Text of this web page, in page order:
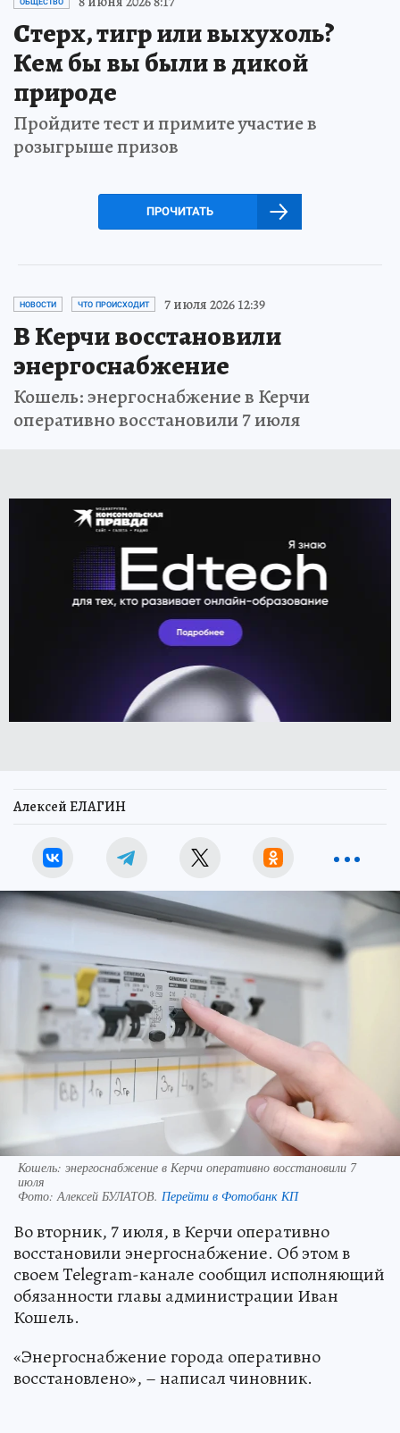
Стерх, тигр или выхухоль?
Кем бы вы были в дикой
природе
Пройдите тест и примите участие в
розыгрыше призов
ПРОЧИТАТЬ
НОВОСТИ ЧТО ПРОИСХОДИТ 7 июля 2026 12:39
В Керчи восстановили
энергоснабжение
Кошель: энергоснабжение в Керчи
оперативно восстановили 7 июля
Алексей ЕЛАГИН
Кошель: энергоснабжение в Керчи оперативно восстановили 7
июля
Фото:Алексей БУЛАТОВ. Перейти в Фотобанк КП
Во вторник, 7 июля, в Керчи оперативно
восстановили энергоснабжение. Об этом в
своем Telegram-канале сообщил исполняющий
обязанности главы администрации Иван
Кошель.
«Энергоснабжение города оперативно
восстановлено», – написал чиновник.